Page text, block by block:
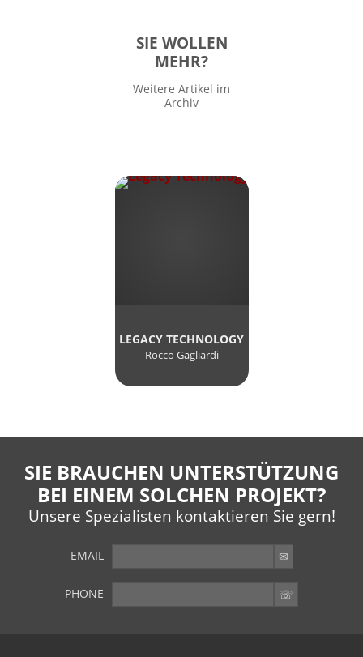
SIE WOLLEN
MEHR?
Weitere Artikel im
Archiv
LEGACY TECHNOLOGY
Rocco Gagliardi
SIE BRAUCHEN UNTERSTÜTZUNG
BEI EINEM SOLCHEN PROJEKT?
Unsere Spezialisten kontaktieren Sie gern!
EMAIL
PHONE